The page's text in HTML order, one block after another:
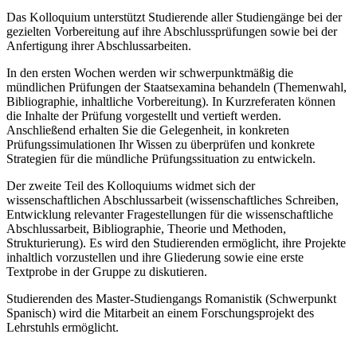
Das Kolloquium unterstützt Studierende aller Studiengänge bei der
gezielten Vorbereitung auf ihre Abschlussprüfungen sowie bei der
Anfertigung ihrer Abschlussarbeiten.
In den ersten Wochen werden wir schwerpunktmäßig die
mündlichen Prüfungen der Staatsexamina behandeln (Themenwahl,
Bibliographie, inhaltliche Vorbereitung). In Kurzreferaten können
die Inhalte der Prüfung vorgestellt und vertieft werden.
Anschließend erhalten Sie die Gelegenheit, in konkreten
Prüfungssimulationen Ihr Wissen zu überprüfen und konkrete
Strategien für die mündliche Prüfungssituation zu entwickeln.
Der zweite Teil des Kolloquiums widmet sich der
wissenschaftlichen Abschlussarbeit (wissenschaftliches Schreiben,
Entwicklung relevanter Fragestellungen für die wissenschaftliche
Abschlussarbeit, Bibliographie, Theorie und Methoden,
Strukturierung). Es wird den Studierenden ermöglicht, ihre Projekte
inhaltlich vorzustellen und ihre Gliederung sowie eine erste
Textprobe in der Gruppe zu diskutieren.
Studierenden des Master-Studiengangs Romanistik (Schwerpunkt
Spanisch) wird die Mitarbeit an einem Forschungsprojekt des
Lehrstuhls ermöglicht.